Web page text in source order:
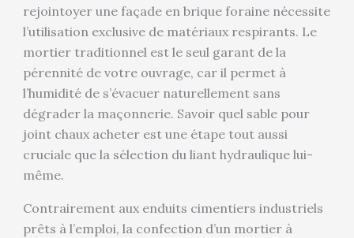
rejointoyer une façade en brique foraine nécessite
l’utilisation exclusive de matériaux respirants. Le
mortier traditionnel est le seul garant de la
pérennité de votre ouvrage, car il permet à
l’humidité de s’évacuer naturellement sans
dégrader la maçonnerie. Savoir quel sable pour
joint chaux acheter est une étape tout aussi
cruciale que la sélection du liant hydraulique lui-
même.
Contrairement aux enduits cimentiers industriels
prêts à l’emploi, la confection d’un mortier à